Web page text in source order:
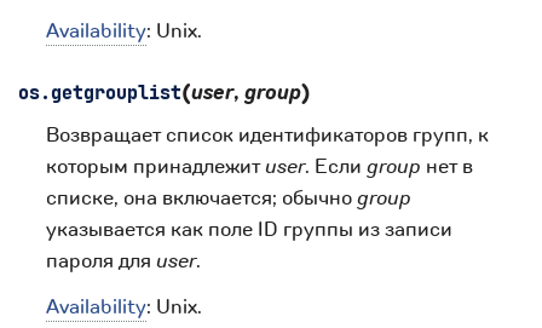
Availability: Unix.
os. getgrouplist(user, group)
Возвращает список идентификаторов групп, к
которым принадлежитuser. Еслиgroup нет в
списке, она включается; обычноgroup
указывается как поле ID группы из записи
пароля дляuser.
Availability: Unix.